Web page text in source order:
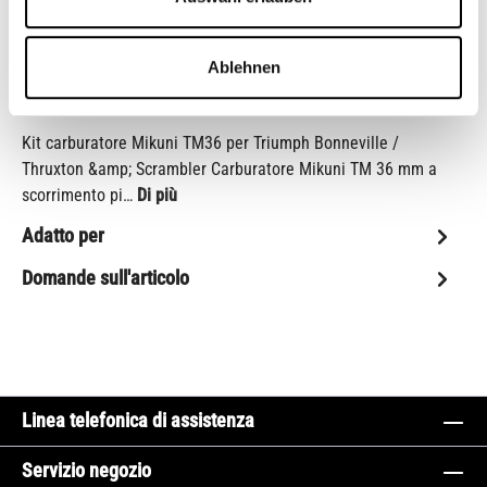
Ablehnen
Shop-Numero:
CB13006
Descrizione
Kit carburatore Mikuni TM36 per Triumph Bonneville /
Thruxton &amp; Scrambler Carburatore Mikuni TM 36 mm a
scorrimento pi… Di più
Adatto per
Domande sull'articolo
Linea telefonica di assistenza
Servizio negozio